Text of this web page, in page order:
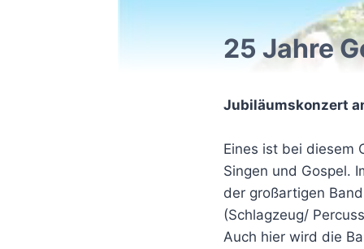
25 Jahre
Jubiläumskonzert
Eines ist bei diesem
Singen und Gospel.
der großartigen
(Schlagzeug/
Auch hier wird die